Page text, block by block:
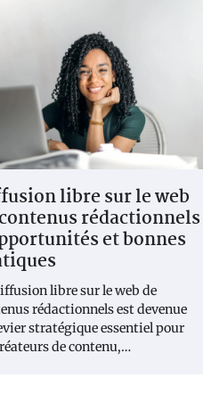
libre sur le web
rédactionnels
et bonnes
libre sur le web de
rédactionnels est devenue
stratégique essentiel pour
de contenu,…